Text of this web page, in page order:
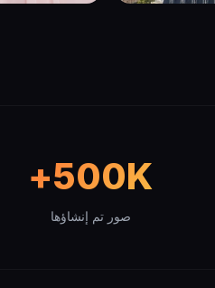
500K+
صور تم إنشاؤها